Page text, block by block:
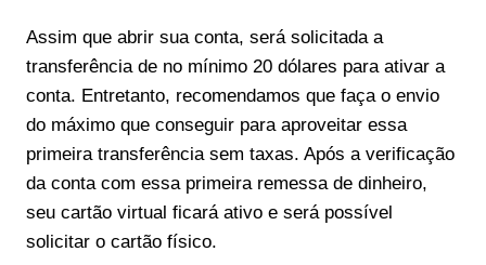
Assim que abrir sua conta, será solicitada a
transferência de no mínimo 20 dólares para ativar a
conta. Entretanto, recomendamos que faça o envio
do máximo que conseguir para aproveitar essa
primeira transferência sem taxas. Após a verificação
da conta com essa primeira remessa de dinheiro,
seu cartão virtual ficará ativo e será possível
solicitar o cartão físico.